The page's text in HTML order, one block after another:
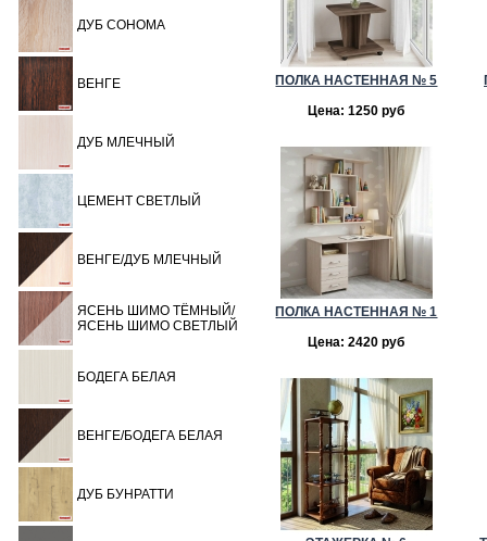
ДУБ СОНОМА
ВЕНГЕ
ДУБ МЛЕЧНЫЙ
ЦЕМЕНТ СВЕТЛЫЙ
ВЕНГЕ/ДУБ МЛЕЧНЫЙ
ЯСЕНЬ ШИМО ТЁМНЫЙ/
ЯСЕНЬ ШИМО СВЕТЛЫЙ
БОДЕГА БЕЛАЯ
ВЕНГЕ/БОДЕГА БЕЛАЯ
ДУБ БУНРАТТИ
ПОЛКА НАСТЕННАЯ № 5
Цена: 1250 руб
ПОЛКА НАСТЕННАЯ № 1
Цена: 2420 руб